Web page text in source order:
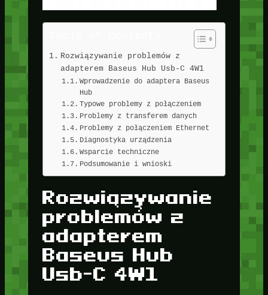
Rozwiązywanie problemów z
adapterem Baseus Hub Usb-C 4W1
Wprowadzenie do adaptera Baseus
Hub
Typowe problemy z połączeniem
Problemy z transferem danych
Problemy z połączeniem Ethernet
Diagnostyka urządzenia
Wsparcie techniczne
Podsumowanie i wnioski
Rozwiązywanie
problemów z
adapterem
Baseus Hub
Usb-C 4W1